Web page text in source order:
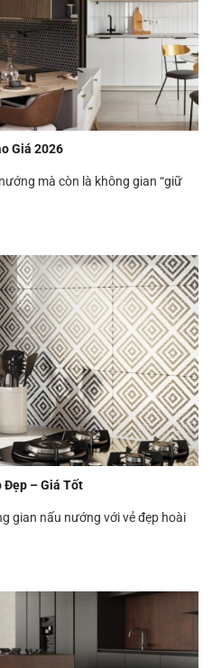
Giá 2026
mà còn là không gian “giữ
Đẹp – Giá Tốt
gian nấu nướng với vẻ đẹp hoài